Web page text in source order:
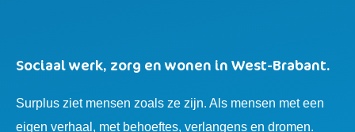
Sociaal werk, zorg en wonen in West-Brabant.
Surplus ziet mensen zoals ze zijn. Als mensen met een
eigen verhaal, met behoeftes, verlangens en dromen.